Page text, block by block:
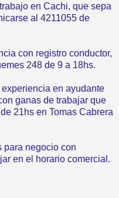
en Cachi, que sepa
al 4211055 de
con registro conductor,
248 de 9 a 18hs.
en ayudante
ganas de trabajar que
21hs en Tomas Cabrera
para negocio con
en el horario comercial.